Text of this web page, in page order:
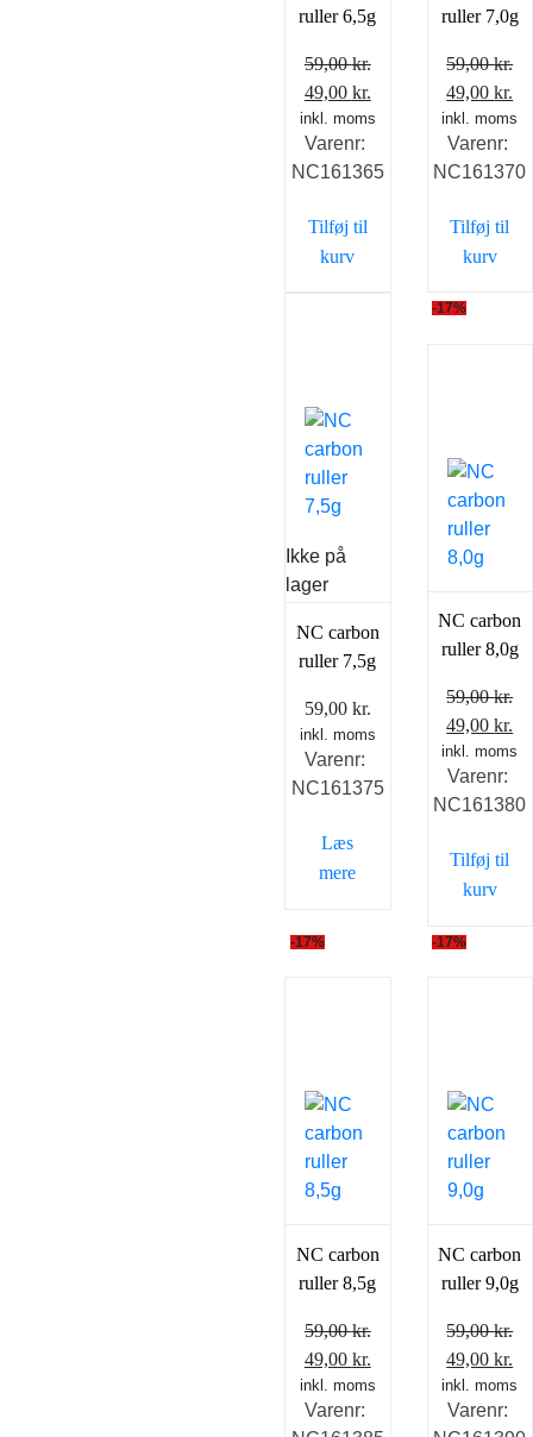
ruller 6,5g
59,00kr.
Den
oprindelige
pris
var:
49,00 kr.
aktuelle
er:
inkl. moms
Varenr:
NC161365
Tilføj til
kurv
ruller 7,0g
59,00kr.
Den
pris
var:
49,00kr.
er:
inkl. moms
Varenr:
NC161370
Tilføj til
kurv
Ikke på
lager
NC carbon
ruller 7,5g
59,00 kr.
inkl. moms
Varenr:
NC161375
Læs
mere
-17%
NC carbon
ruller 8,0g
59,00kr.
Den
pris
var:
49,00kr.
er:
inkl. moms
Varenr:
NC161380
Tilføj til
kurv
-17%
NC carbon
ruller 8,5g
59,00kr.
Den
oprindelige
pris
49,00 kr.
aktuelle
inkl. moms
Varenr:
-17%
NC carbon
ruller 9,0g
59,00kr.
Den
pris
49,00kr.
inkl. moms
Varenr: